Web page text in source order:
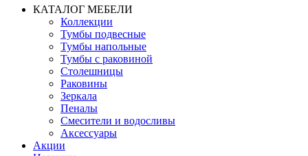
КАТАЛОГ МЕБЕЛИ
Коллекции
Тумбы подвесные
Тумбы напольные
Тумбы с раковиной
Столешницы
Раковины
Зеркала
Пеналы
Смесители и водосливы
Аксессуары
Акции